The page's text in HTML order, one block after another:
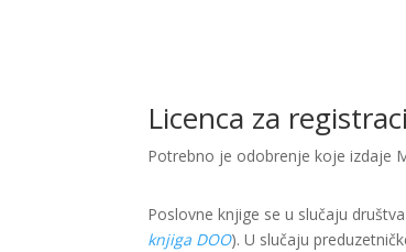
Licenca za
Potrebno je odobrenje koje izdaje
Poslovne knjige se u slučaju
knjiga DOO). U slučaju